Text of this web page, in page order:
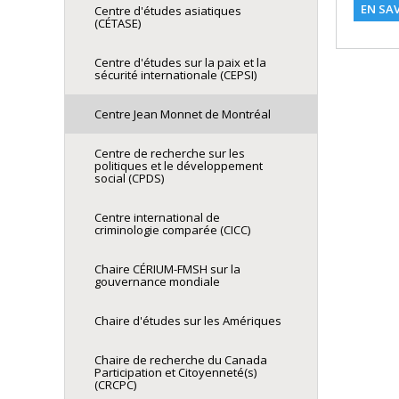
EN
Centre d'études asiatiques
(CÉTASE)
Centre d'études sur la paix et la
sécurité internationale (CEPSI)
Centre Jean Monnet de Montréal
Centre de recherche sur les
politiques et le développement
social (CPDS)
Centre international de
criminologie comparée (CICC)
Chaire CÉRIUM-FMSH sur la
gouvernance mondiale
Chaire d'études sur les Amériques
Chaire de recherche du Canada
Participation et Citoyenneté(s)
(CRCPC)